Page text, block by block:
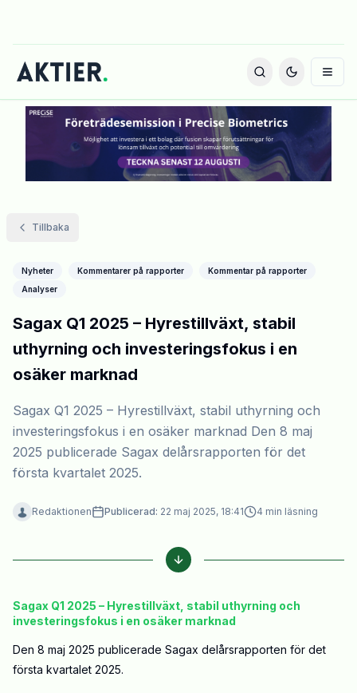
Tillbaka
Nyheter Kommentarer på rapporter
Kommentar på rapporter
Analyser
Sagax Q1 2025 – Hyrestillväxt, stabil
uthyrning och investeringsfokus i en
osäker marknad
Sagax Q1 2025 – Hyrestillväxt, stabil uthyrning och
investeringsfokus i en osäker marknad Den 8 maj
2025 publicerade Sagax delårsrapporten för det
första kvartalet 2025.
Redaktionen Publicerad: 22 maj 2025, 18:41 4 min läsning
Sagax Q1 2025 – Hyrestillväxt, stabil uthyrning och
investeringsfokus i en osäker marknad
Den 8 maj 2025 publicerade Sagax delårsrapporten för det
första kvartalet 2025.